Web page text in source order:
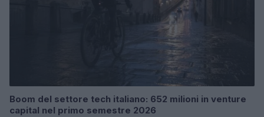
Boom del settore tech italiano: 652 milioni in venture
capital nel primo semestre 2026